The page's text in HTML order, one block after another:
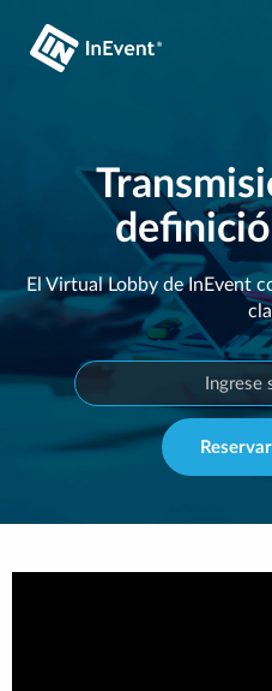
El Virtual Lobby de InEvent